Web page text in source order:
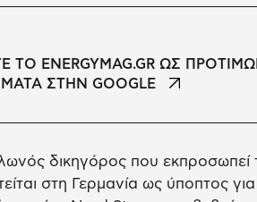
ΤΟ ENERGYMAG.GR ΩΣ
ΣΤΗΝ GOOGLE
δικηγόρος που εκπροσωπεί
στη Γερμανία ως ύποπτος